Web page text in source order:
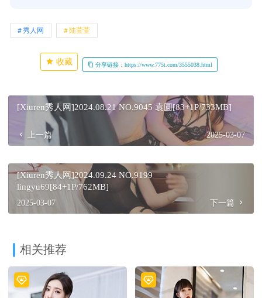
秀人网 陆萱萱
收藏 分享链接：https://www.775t.com/3555038.html
[Xiuren秀人网]2024.08.21 NO.9045 袁圆[83+1P/733MB]
上一篇 2025-03-07
[Xiuren秀人网]2024.09.24 NO.9199
lingyu69[84+1P/762MB]
2025-03-07 下一篇
相关推荐